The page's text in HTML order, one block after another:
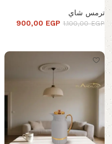
ترمس شاي
1.100,00EGP
900,00 EGP